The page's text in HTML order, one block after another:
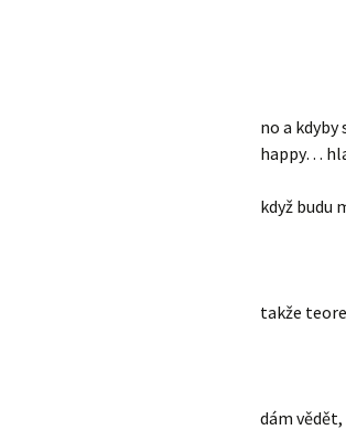
no a
happy…
když budu
takže
dám